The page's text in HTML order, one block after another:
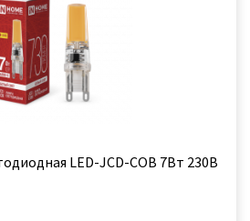
LED-JCD-COB 7Вт 230В